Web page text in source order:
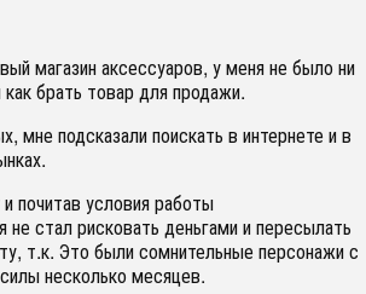
магазин аксессуаров, у меня не было ни
как брать товар для продажи.
мне подсказали поискать в интернете и в
почитав условия работы
стал рисковать деньгами и пересылать
т.к. Это были сомнительные персонажи с
несколько месяцев.